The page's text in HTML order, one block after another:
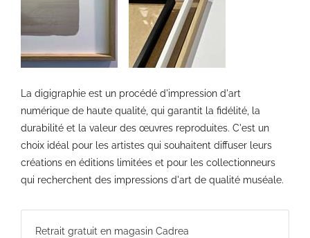
La digigraphie est un procédé d'impression d'art
numérique de haute qualité, qui garantit la fidélité, la
durabilité et la valeur des œuvres reproduites. C'est un
choix idéal pour les artistes qui souhaitent diffuser leurs
créations en éditions limitées et pour les collectionneurs
qui recherchent des impressions d'art de qualité muséale.
Retrait gratuit en magasin Cadrea